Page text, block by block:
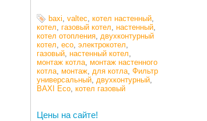
baxi, valtec, котел настенный,
котел, газовый котел, настенный,
котел отопления, двухконтурный
котел, eco, электрокотел,
газовый, настенный котел,
монтаж котла, монтаж настенного
котла, монтаж, для котла, Фильтр
универсальный, двухконтурный,
BAXI Eco, котел газовый
Цены на сайте!